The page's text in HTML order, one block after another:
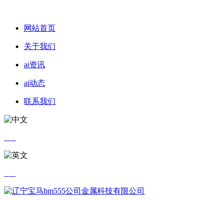
网站首页
关于我们
ai资讯
ai动态
联系我们